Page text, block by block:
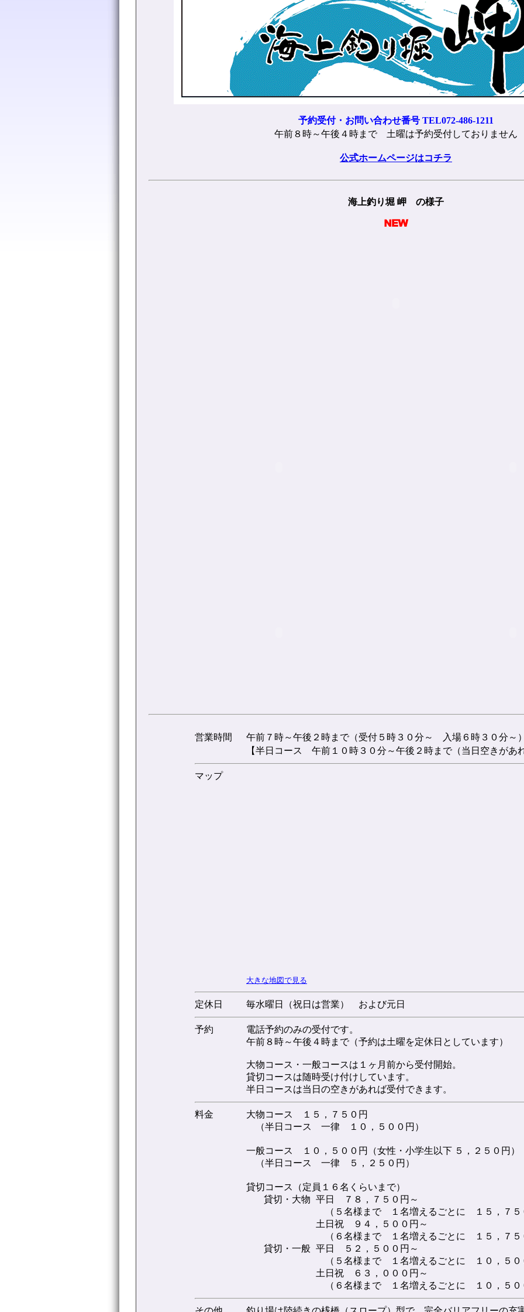
予約受付・お問い合わせ番号 TEL072-486-1211
午前８時～午後４時まで 土曜は予約受付しておりません
公式ホームページはコチラ
海上釣り堀 岬 の様子
営業時間
午前７時～午後２時まで（受付５時３０分～ 入場６時３０分～）
【半日コース 午前１０時３０分～午後２時まで（当日空きがあ
マップ
大きな地図で見る
定休日 毎水曜日（祝日は営業） および元日
予約
電話予約のみの受付です。
午前８時～午後４時まで（予約は土曜を定休日としています）
大物コース・一般コースは１ヶ月前から受付開始。
貸切コースは随時受け付けしています。
半日コースは当日の空きがあれば受付できます。
料金
大物コース １５，７５０円
（半日コース 一律 １０，５００円）
一般コース １０，５００円（女性・小学生以下 ５，２５０円）
（半日コース 一律 ５，２５０円）
貸切コース（定員１６名くらいまで）
貸切・大物 平日 ７８，７５０円～
（５名様まで １名増えるごとに １５，７５
土日祝 ９４，５００円～
（６名様まで １名増えるごとに １５，７５
貸切・一般 平日 ５２，５００円～
（５名様まで １名増えるごとに １０，５０
土日祝 ６３，０００円～
（６名様まで １名増えるごとに １０，５０